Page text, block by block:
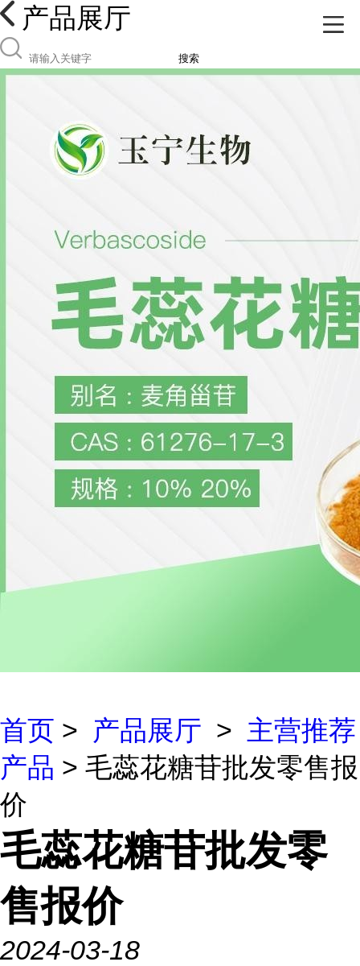
产品展厅
搜索
首页 > 产品展厅 > 主营推荐
产品 > 毛蕊花糖苷批发零售报
价
毛蕊花糖苷批发零
售报价
2024-03-18